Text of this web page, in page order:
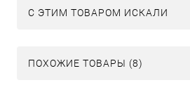
C ЭТИМ ТОВАРОМ ИСКАЛИ
ПОХОЖИЕ ТОВАРЫ (8)